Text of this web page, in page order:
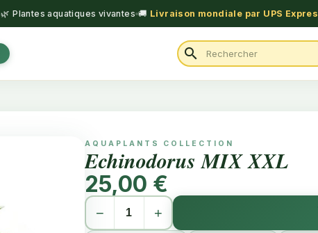
🌿 Plantes aquatiques vivantes 🚚 Livraison mondiale par UPS
search
AQUAPLANTS COLLECTION
Echinodorus MIX XXL
25,00 €
− +